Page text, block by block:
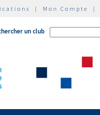
| Mon Compte |
un club